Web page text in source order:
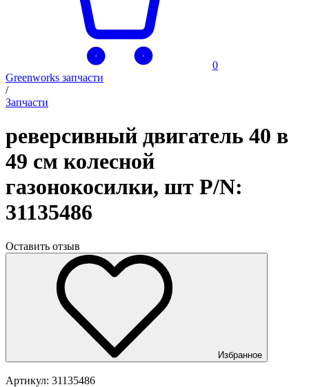
0
Greenworks запчасти
/
Запчасти
реверсивный двигатель 40 в
49 см колесной
газонокосилки, шт P/N:
31135486
Оставить отзыв
Избранное
Артикул: 31135486